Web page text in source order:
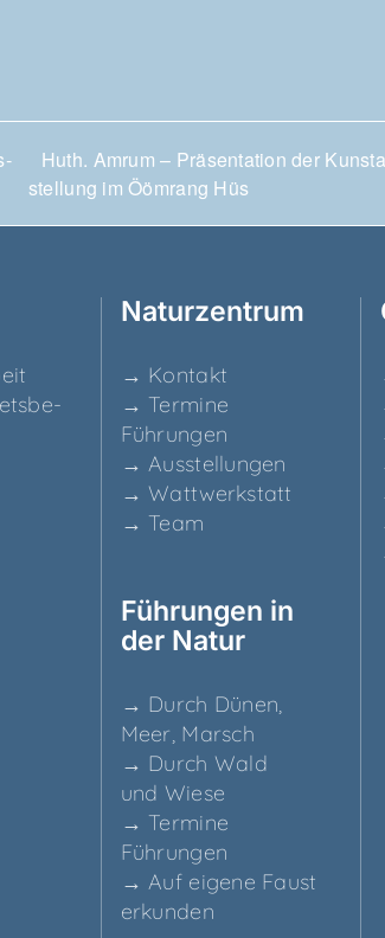
Huth. Amrum – Prä­sen­ta­ti­on der
stel­lung im Ööm­rang Hüs
Natur­zen­trum
→ Kon­takt
→ Ter­mi­ne
Führungen
→ Aus­stel­lun­gen
→ Watt­werk­statt
→ Team
Füh­run­gen in
der Natur
→ Durch Dünen,
Meer, Marsch
→ Durch Wald
und Wiese
→ Ter­mi­ne
Führungen
→ Auf eige­ne Faust
erkunden